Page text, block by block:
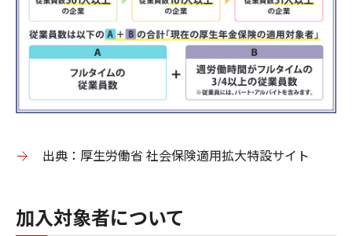
出典：厚生労働省 社会保険適用拡大特設サイト
加入対象者について